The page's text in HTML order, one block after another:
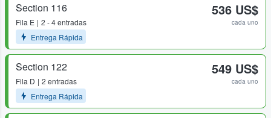
Section 116
Fila E
2 - 4 entradas
Entrega Rápida
536 US$
cada uno
Section 122
Fila D
2 entradas
Entrega Rápida
549 US$
cada uno